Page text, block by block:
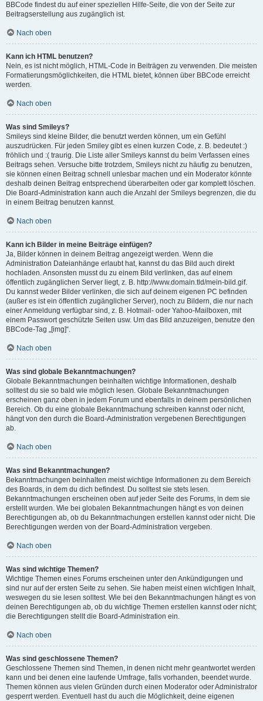
BBCode findest du auf einer speziellen Hilfe-Seite, die von der Seite zur
Beitragserstellung aus zugänglich ist.
Nach oben
Kann ich HTML benutzen?
Nein, es ist nicht möglich, HTML-Code in Beiträgen zu verwenden. Die meisten
Formatierungsmöglichkeiten, die HTML bietet, können über BBCode erreicht
werden.
Nach oben
Was sind Smileys?
Smileys sind kleine Bilder, die benutzt werden können, um ein Gefühl
auszudrücken. Für jeden Smiley gibt es einen kurzen Code, z. B. bedeutet :)
fröhlich und :( traurig. Die Liste aller Smileys kannst du beim Verfassen eines
Beitrags sehen. Versuche bitte trotzdem, Smileys nicht zu häufig zu benutzen,
sie können einen Beitrag schnell unlesbar machen und ein Moderator könnte
deshalb deinen Beitrag entsprechend überarbeiten oder gar komplett löschen.
Die Board-Administration kann auch die Anzahl der Smileys begrenzen, die du
in einem Beitrag benutzen kannst.
Nach oben
Kann ich Bilder in meine Beiträge einfügen?
Ja, Bilder können in deinem Beitrag angezeigt werden. Wenn die
Administration Dateianhänge erlaubt hat, kannst du das Bild auch direkt
hochladen. Ansonsten musst du zu einem Bild verlinken, das auf einem
öffentlich zugänglichen Server liegt, z. B. http://www.domain.tld/mein-bild.gif.
Du kannst weder Bilder verlinken, die sich auf deinem eigenen PC befinden
(außer es ist ein öffentlich zugänglicher Server), noch zu Bildern, die nur nach
einer Anmeldung verfügbar sind, z. B. Hotmail- oder Yahoo-Mailboxen, mit
einem Passwort geschützte Seiten usw. Um das Bild anzuzeigen, benutze den
BBCode-Tag „[img]“.
Nach oben
Was sind globale Bekanntmachungen?
Globale Bekanntmachungen beinhalten wichtige Informationen, deshalb
solltest du sie so bald wie möglich lesen. Globale Bekanntmachungen
erscheinen ganz oben in jedem Forum und ebenfalls in deinem persönlichen
Bereich. Ob du eine globale Bekanntmachung schreiben kannst oder nicht,
hängt von den durch die Board-Administration vergebenen Berechtigungen
ab.
Nach oben
Was sind Bekanntmachungen?
Bekanntmachungen beinhalten meist wichtige Informationen zu dem Bereich
des Boards, in dem du dich befindest. Du solltest sie stets lesen.
Bekanntmachungen erscheinen oben auf jeder Seite des Forums, in dem sie
erstellt wurden. Wie bei globalen Bekanntmachungen hängt es von deinen
Berechtigungen ab, ob du Bekanntmachungen erstellen kannst oder nicht. Die
Berechtigungen werden von der Board-Administration vergeben.
Nach oben
Was sind wichtige Themen?
Wichtige Themen eines Forums erscheinen unter den Ankündigungen und
sind nur auf der ersten Seite zu sehen. Sie haben meist einen wichtigen Inhalt,
weswegen du sie lesen solltest. Wie bei den Bekanntmachungen hängt es von
deinen Berechtigungen ab, ob du wichtige Themen erstellen kannst oder nicht;
die Berechtigungen stellt die Board-Administration ein.
Nach oben
Was sind geschlossene Themen?
Geschlossene Themen sind Themen, in denen nicht mehr geantwortet werden
kann und bei denen eine laufende Umfrage, falls vorhanden, beendet wurde.
Themen können aus vielen Gründen durch einen Moderator oder Administrator
gesperrt werden. Eventuell hast du auch die Möglichkeit, deine eigenen